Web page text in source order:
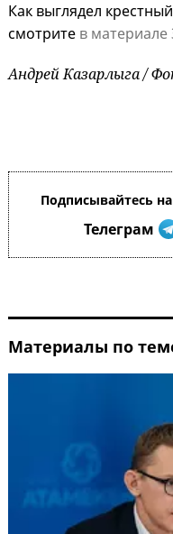
Как выглядел
смотрите в материале
Андрей Казарлыга /
Подписывайтесь
Телеграм
Материалы по